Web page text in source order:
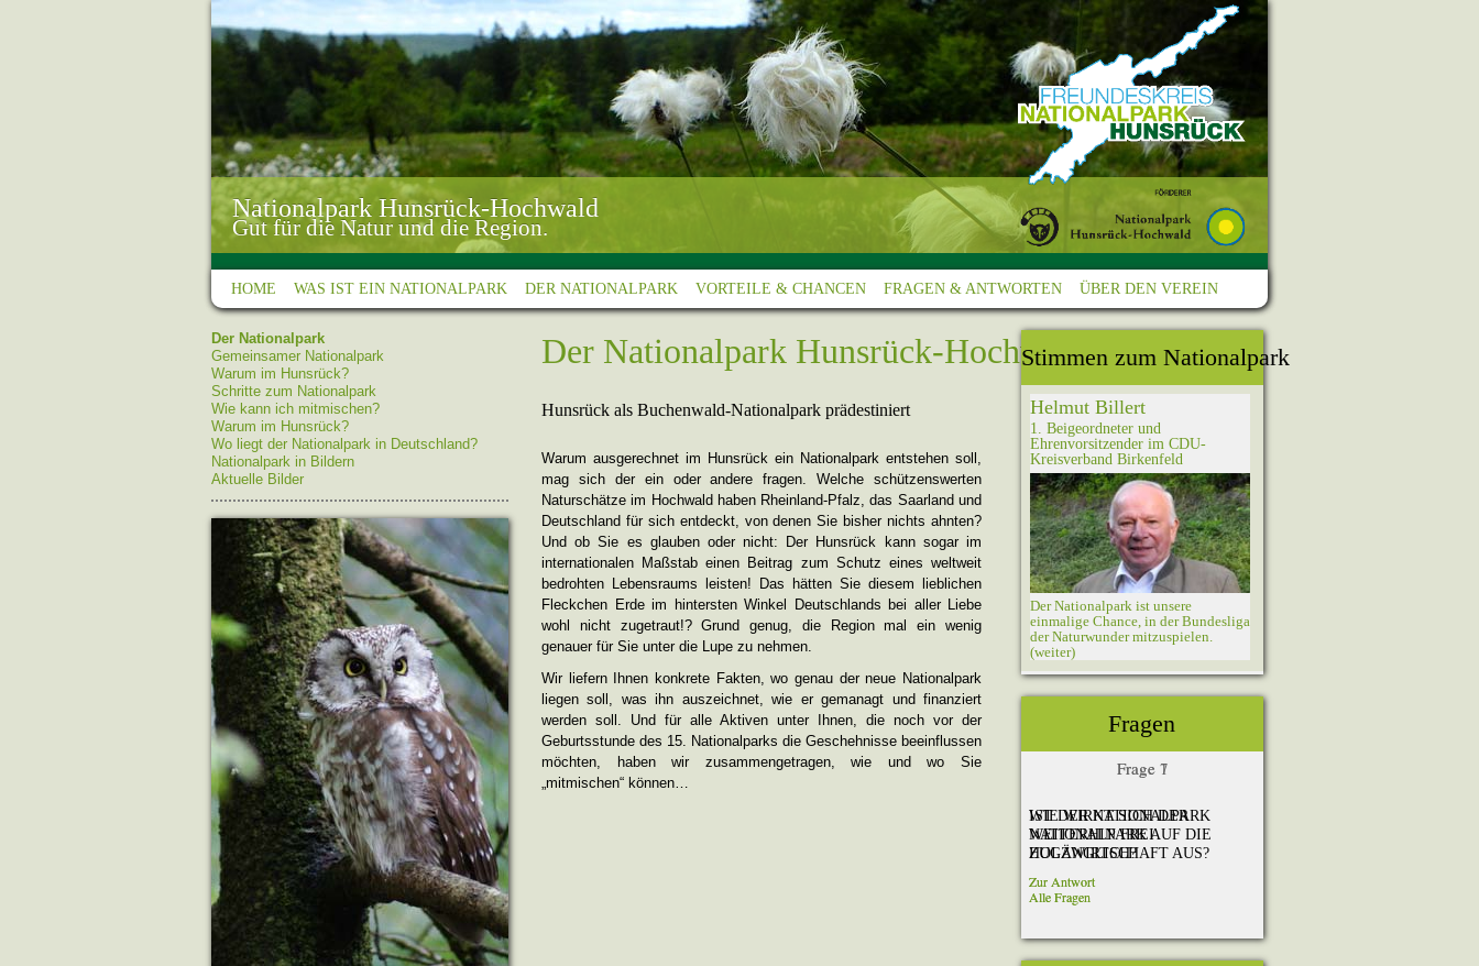
HOME WAS IST EIN NATIONALPARK DER NATIONALPARK VORTEILE & CHANCEN FRAGEN & ANTWORTEN ÜBER DEN VEREIN
Der Nationalpark
Gemeinsamer Nationalpark
Warum im Hunsrück?
Schritte zum Nationalpark
Wie kann ich mitmischen?
Warum im Hunsrück?
Wo liegt der Nationalpark in Deutschland?
Nationalpark in Bildern
Aktuelle Bilder
Der Nationalpark Hunsrück-Hochwald
Hunsrück als Buchenwald-Nationalpark prädestiniert
Warum ausgerechnet im Hunsrück ein Nationalpark entstehen soll,
mag sich der ein oder andere fragen. Welche schützenswerten
Naturschätze im Hochwald haben Rheinland-Pfalz, das Saarland und
Deutschland für sich entdeckt, von denen Sie bisher nichts ahnten?
Und ob Sie es glauben oder nicht: Der Hunsrück kann sogar im
internationalen Maßstab einen Beitrag zum Schutz eines weltweit
bedrohten Lebensraums leisten! Das hätten Sie diesem lieblichen
Fleckchen Erde im hintersten Winkel Deutschlands bei aller Liebe
wohl nicht zugetraut!? Grund genug, die Region mal ein wenig
genauer für Sie unter die Lupe zu nehmen.
Wir liefern Ihnen konkrete Fakten, wo genau der neue Nationalpark
liegen soll, was ihn auszeichnet, wie er gemanagt und finanziert
werden soll. Und für alle Aktiven unter Ihnen, die noch vor der
Geburtsstunde des 15. Nationalparks die Geschehnisse beeinflussen
möchten, haben wir zusammengetragen, wie und wo Sie
„mitmischen“ können…
Stimmen zum Nationalpark
Fragen